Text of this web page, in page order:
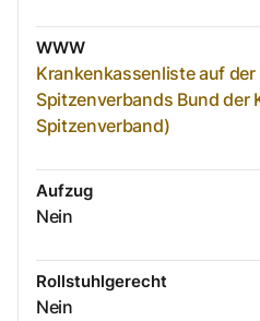
WWW
Krankenkassenliste auf der
Spitzenverbands Bund der
Spitzenverband)
Aufzug
Nein
Rollstuhlgerecht
Nein